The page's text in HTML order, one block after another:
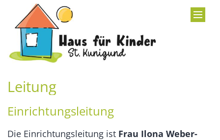
Zum Inhalt springen
Leitung
Einrichtungsleitung
Die Einrichtungsleitung ist Frau Ilona Weber-